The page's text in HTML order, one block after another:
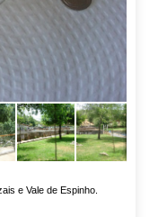
e Vale de Espinho.